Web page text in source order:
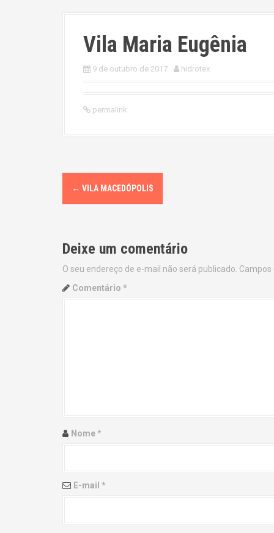
Vila Maria Eugênia
9 de outubro de 2017 hidrotex
permalink
P
o
t
n
n
← VILA MACEDÓPOLIS
Deixe um comentário
O seu endereço de e-mail não será publicado.
Comentário *
Nome*
E-mail *